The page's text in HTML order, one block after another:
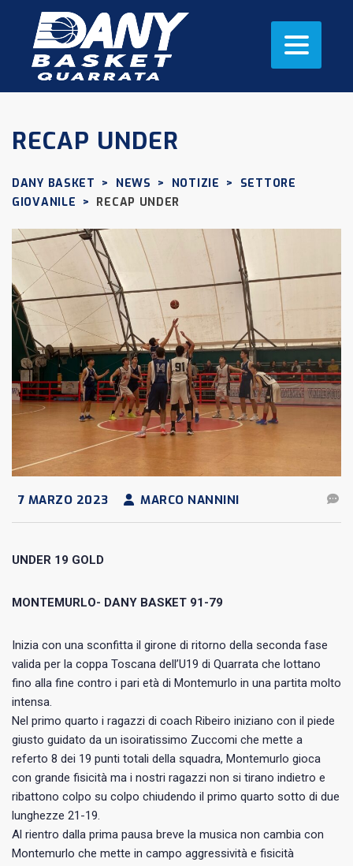
RECAP UNDER
DANY BASKET > NEWS > NOTIZIE >
SETTORE
GIOVANILE > RECAP UNDER
7 MARZO 2023 MARCO NANNINI
UNDER 19 GOLD
MONTEMURLO- DANY BASKET 91-79
Inizia con una sconfitta il girone di ritorno della seconda fase
valida per la coppa Toscana dell’U19 di Quarrata che lottano
fino alla fine contro i pari età di Montemurlo in una partita molto
intensa.
Nel primo quarto i ragazzi di coach Ribeiro iniziano con il piede
giusto guidato da un isoiratissimo Zuccomi che mette a
referto 8 dei 19 punti totali della squadra, Montemurlo gioca
con grande fisicità ma i nostri ragazzi non si tirano indietro e
ribattono colpo su colpo chiudendo il primo quarto sotto di due
lunghezze 21-19.
Al rientro dalla prima pausa breve la musica non cambia con
Montemurlo che mette in campo aggressività e fisicità